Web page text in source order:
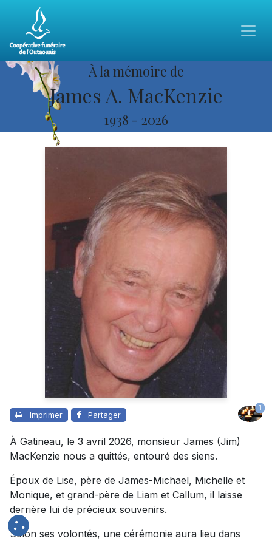
À la mémoire de
James A. MacKenzie
1938 - 2026
Imprimer Partager
1
À Gatineau, le 3 avril 2026, monsieur James (Jim)
MacKenzie nous a quittés, entouré des siens.
Époux de Lise, père de James-Michael, Michelle et
Monique, et grand-père de Liam et Callum, il laisse
derrière lui de précieux souvenirs.
Selon ses volontés, une cérémonie aura lieu dans